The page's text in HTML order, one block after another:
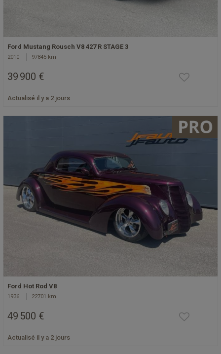
Ford Mustang Rousch V8 427 R STAGE 3
2010 97845 km
39 900 €
Actualisé il y a 2 jours
Ford Hot Rod V8
1936 22701 km
49 500 €
Actualisé il y a 2 jours